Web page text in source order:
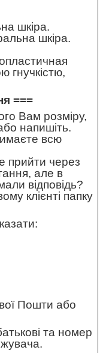
шкіра.
шкіра.
гнучкістю,
===
Вам розміру,
напишіть.
всю
прийти через
але в
відповідь?
клієнті папку
Пошти або
та номер